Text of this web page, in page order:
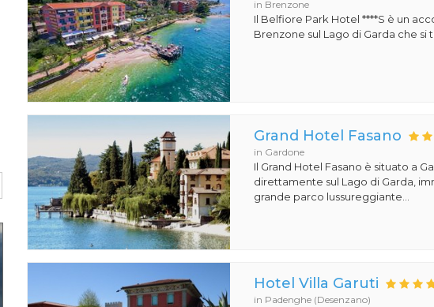
in Brenzone
Il Belfiore Park Hotel ****S è un
Brenzone sul Lago di Garda che si
Grand Hotel Fasano
in Gardone
Il Grand Hotel Fasano è situato a
direttamente sul Lago di Garda,
grande parco lussureggiante...
Hotel Villa Garuti
in Padenghe (Desenzano)